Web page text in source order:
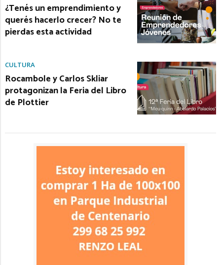
¿Tenés un emprendimiento y
querés hacerlo crecer? No te
pierdas esta actividad
CULTURA
Rocambole y Carlos Skliar
protagonizan la Feria del Libro
de Plottier